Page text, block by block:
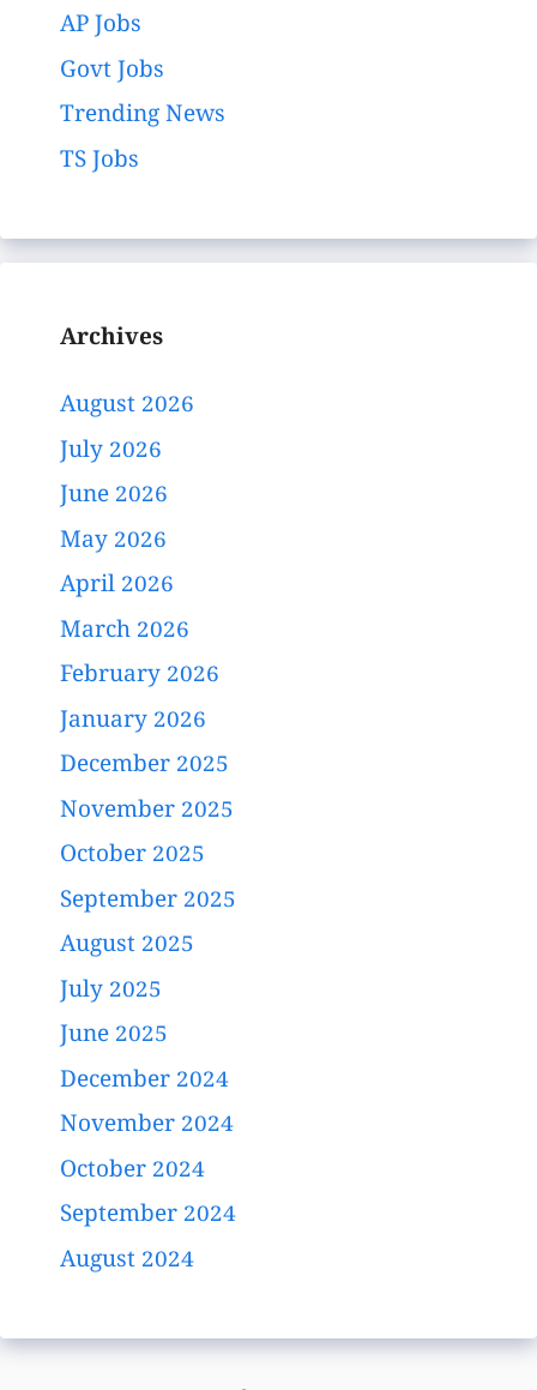
AP Jobs
Govt Jobs
Trending News
TS Jobs
Archives
August 2026
July 2026
June 2026
May 2026
April 2026
March 2026
February 2026
January 2026
December 2025
November 2025
October 2025
September 2025
August 2025
July 2025
June 2025
December 2024
November 2024
October 2024
September 2024
August 2024